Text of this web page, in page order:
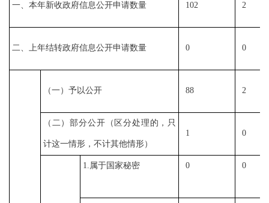
一、本年新收政府信息公开申请数量 102 2
二、上年结转政府信息公开申请数量 0 0
（一）予以公开 88 2
（二）部分公开（区分处理的，只
计这一情形，不计其他情形）
1 0
1. 属于国家秘密 0 0